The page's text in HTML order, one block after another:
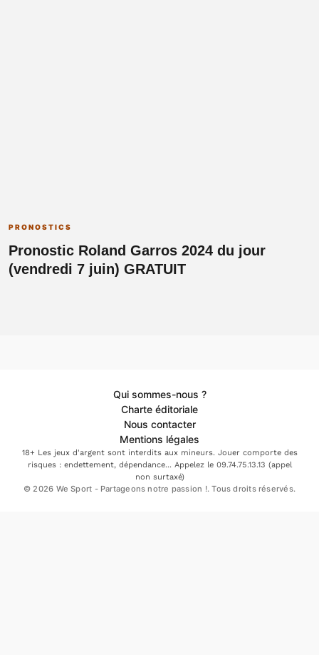
PRONOSTICS
Pronostic Roland Garros 2024 du jour
(vendredi 7 juin) GRATUIT
Qui sommes-nous ?
Charte éditoriale
Nous contacter
Mentions légales
18+ Les jeux d'argent sont interdits aux mineurs. Jouer comporte des
risques : endettement, dépendance... Appelez le 09.74.75.13.13 (appel
non surtaxé)
© 2026 We Sport - Partageons notre passion !. Tous droits réservés.